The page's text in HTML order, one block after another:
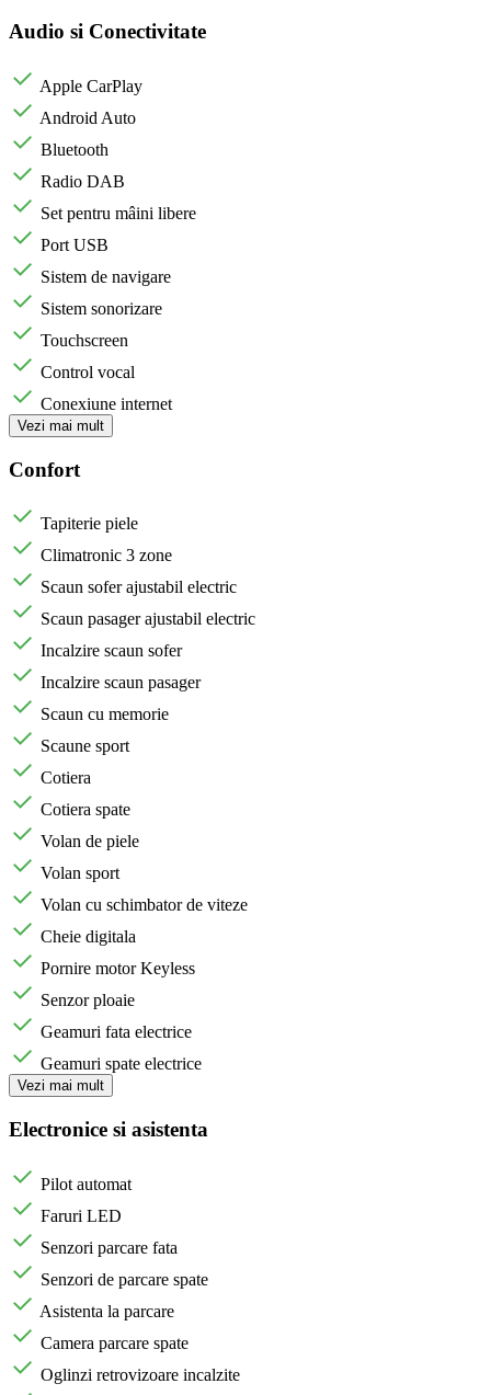
Audio si Conectivitate
Apple CarPlay
Android Auto
Bluetooth
Radio DAB
Set pentru mâini libere
Port USB
Sistem de navigare
Sistem sonorizare
Touchscreen
Control vocal
Conexiune internet
Vezi mai mult
Confort
Tapiterie piele
Climatronic 3 zone
Scaun sofer ajustabil electric
Scaun pasager ajustabil electric
Incalzire scaun sofer
Incalzire scaun pasager
Scaun cu memorie
Scaune sport
Cotiera
Cotiera spate
Volan de piele
Volan sport
Volan cu schimbator de viteze
Cheie digitala
Pornire motor Keyless
Senzor ploaie
Geamuri fata electrice
Geamuri spate electrice
Vezi mai mult
Electronice si asistenta
Pilot automat
Faruri LED
Senzori parcare fata
Senzori de parcare spate
Asistenta la parcare
Camera parcare spate
Oglinzi retrovizoare incalzite